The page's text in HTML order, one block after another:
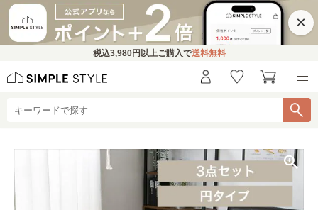
×
税込3,980円 以上ご購入で送料無料